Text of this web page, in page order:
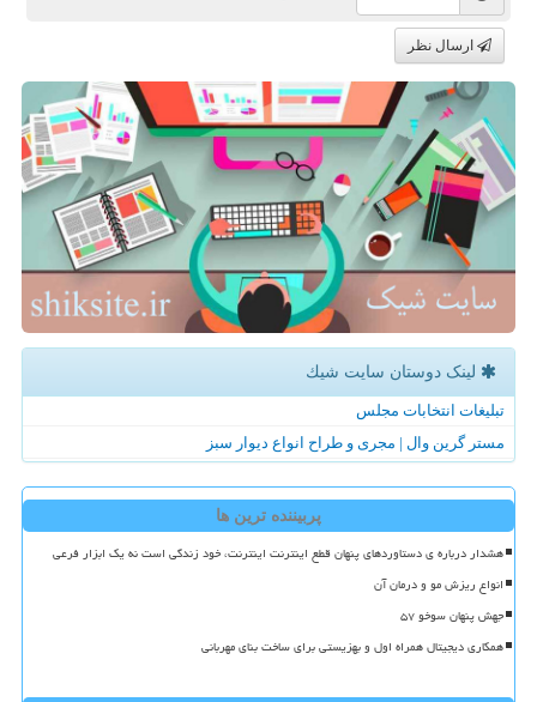
ارسال نظر
لینک دوستان سایت شیك
تبلیغات انتخابات مجلس
مستر گرین وال | مجری و طراح انواع دیوار سبز
پربیننده ترین ها
هشدار درباره ی دستاوردهای پنهان قطع اینترنت اینترنت، خود زندگی است نه یک ابزار فرعی
انواع ریزش مو و درمان آن
جهش پنهان سوخو ۵۷
همکاری دیجیتال همراه اول و بهزیستی برای ساخت بنای مهربانی